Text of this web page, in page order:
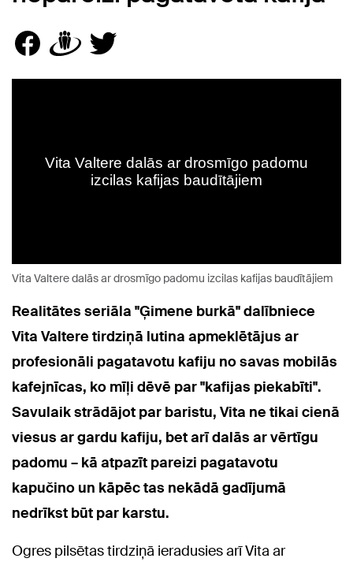
Vita Valtere dalās ar drosmīgo padomu izcilas kafijas baudītājiem
Realitātes seriāla "Ģimene burkā" dalībniece
Vita Valtere tirdziņā lutina apmeklētājus ar
profesionāli pagatavotu kafiju no savas mobilās
kafejnīcas, ko mīļi dēvē par "kafijas piekabīti".
Savulaik strādājot par baristu, Vita ne tikai cienā
viesus ar gardu kafiju, bet arī dalās ar vērtīgu
padomu – kā atpazīt pareizi pagatavotu
kapučino un kāpēc tas nekādā gadījumā
nedrīkst būt par karstu.
Ogres pilsētas tirdziņā ieradusies arī Vita ar